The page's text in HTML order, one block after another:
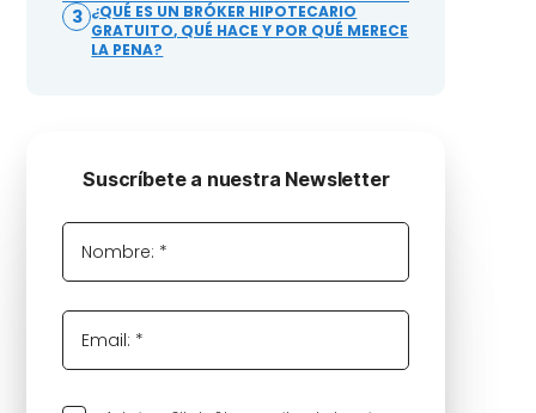
3 ¿QUÉ ES UN BRÓKER HIPOTECARIO
GRATUITO, QUÉ HACE Y POR QUÉ MERECE
LA PENA?
Suscríbete a nuestra Newsletter
Nombre: *
Email: *